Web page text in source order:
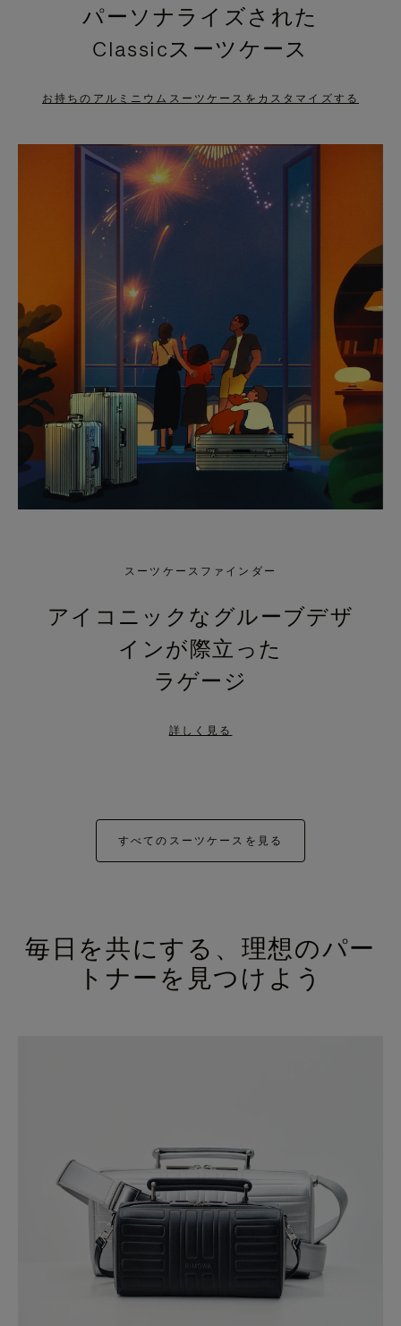
PRESS
PAUSE
PRESS
TO
UNMUTE
パーソナライズされた
Classicスーツケース
お持ちのアルミニウムスーツケースをカスタマイズする
スーツケースファインダー
アイコニックなグルーブデザ
インが際立った
ラゲージ
詳しく見る
すべてのスーツケースを見る
毎日を共にする、理想のパー
トナーを見つけよう